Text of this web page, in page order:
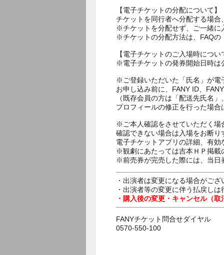
【電子チケットの分配について】
チケットを同行者へ分配する場
※チケットを分配せず、ご一緒に
※チケットの分配方法は、FAQの
【電子チケットのご入場時につい
※電子チケットの発券開始日時は
※ご登録いただいた「氏名」が電
お申し込み前に、FANY ID、
（既存会員の方は「配送先氏名
プロフィールの修正を行った場
※ご本人確認をさせていただく場
確認できない場合は入場をお断
電子チケットアプリの詳細、有
※観劇にあたっては吉本ＨＰ掲載
※前売券が完売した際には、当日
・出演者は変更になる場合がご
・出演者等の変更に伴う払戻しは
・購入後の変更・キャンセル（
FANYチケット問合せダイヤル
0570-550-100